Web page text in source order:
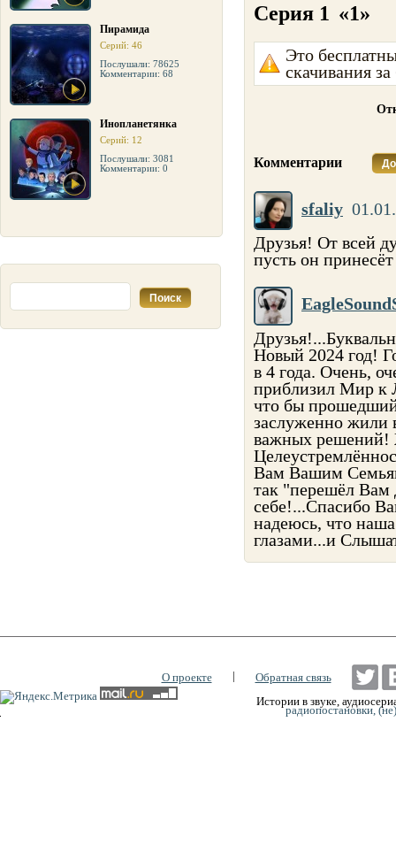
Пирамида
Серий: 46
Послушали: 78625
Комментарии: 68
Инопланетянка
Серий: 12
Послушали: 3081
Комментарии: 0
Серия 1 «1»
Это
скачивания
Комментарии
sfaliy
Друзья! От всей
пусть он
Новый 2024 год!
в 4 года. Очень,
приблизил Мир к
что бы
заслуженно жили
важных решений!
Вам Вашим
так "перешёл Вам
себе!...Спасибо
надеюсь, что
глазами...и
О проекте |
Обратная связь
Истории в звуке,
радиопостановки,